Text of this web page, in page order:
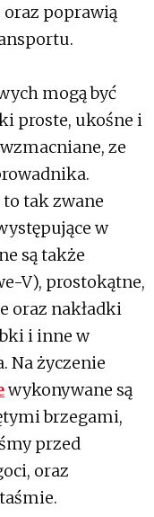
poprawią
mogą być
proste, ukośne i
ze
tak zwane
w
są także
V), prostokątne,
oraz nakładki
i inne w
Na życzenie
wykonywane są
brzegami,
przed
oraz